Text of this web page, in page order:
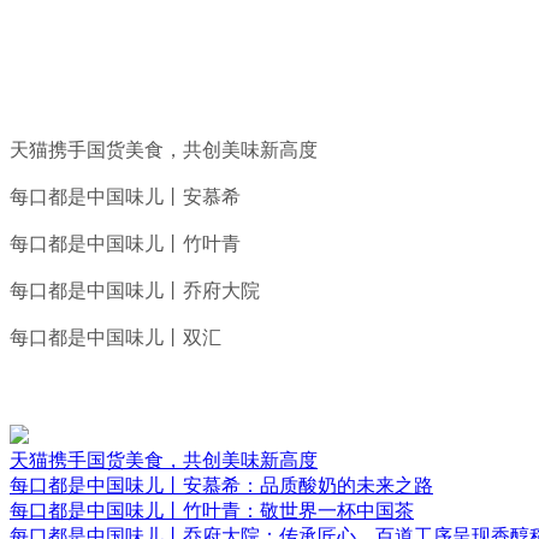
天猫携手国货美食，共创美味新高度
每口都是中国味儿丨安慕希
每口都是中国味儿丨竹叶青
每口都是中国味儿丨乔府大院
每口都是中国味儿丨双汇
天猫携手国货美食，共创美味新高度
每口都是中国味儿丨安慕希：品质酸奶的未来之路
每口都是中国味儿丨竹叶青：敬世界一杯中国茶